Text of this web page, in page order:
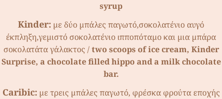
syrup
Kinder:
έκπληξη,γεµιστό σοκολατένιο ιπποπόταµο και µια µπάρα
σοκολατάτα γάλακτος /two scoops of ice cream, Kinder
Surprise, a chocolate filled hippo and a milk chocolate
bar.
Caribic:µε τρεις µπάλες παγωτό, φρέσκα φρούτα εποχής